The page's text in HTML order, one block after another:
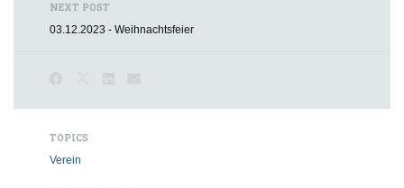
NEXT POST
03.12.2023 - Weihnachtsfeier
TOPICS
Verein